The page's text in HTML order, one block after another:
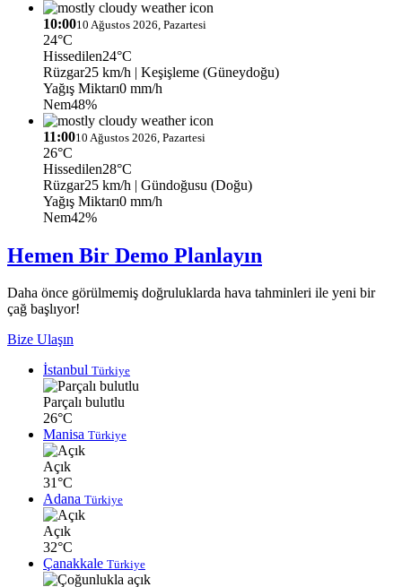
10:0010 Ağustos 2026, Pazartesi
24°C
Hissedilen24°C
Rüzgar25 km/h | Keşişleme (Güneydoğu)
Yağış Miktarı0 mm/h
Nem48%
11:0010 Ağustos 2026, Pazartesi
26°C
Hissedilen28°C
Rüzgar25 km/h | Gündoğusu (Doğu)
Yağış Miktarı0 mm/h
Nem42%
Hemen Bir Demo Planlayın
Daha önce görülmemiş doğruluklarda hava tahminleri ile yeni bir
çağ başlıyor!
Bize Ulaşın
İstanbul Türkiye
Parçalı bulutlu
26°C
Manisa Türkiye
Açık
31°C
Adana Türkiye
Açık
32°C
Çanakkale Türkiye